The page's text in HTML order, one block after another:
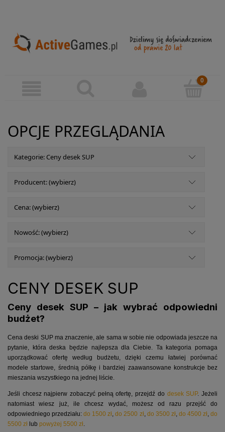
OPCJE PRZEGLĄDANIA
Kategorie: Ceny desek SUP
Producent: (wybierz)
Cena: (wybierz)
Nowość: (wybierz)
Promocja: (wybierz)
CENY DESEK SUP
Ceny desek SUP – jak wybrać odpowiedni
budżet?
Cena deski SUP ma znaczenie, ale sama w sobie nie odpowiada jeszcze na
pytanie, która deska będzie najlepsza dla Ciebie. Ta kategoria pomaga
uporządkować ofertę według budżetu, dzięki czemu łatwiej porównać
modele startowe, średnią półkę i bardziej zaawansowane konstrukcje bez
mieszania wszystkiego na jednej liście.
Jeśli chcesz najpierw zobaczyć pełną ofertę, przejdź do desek SUP. Jeżeli
natomiast wiesz już, ile chcesz wydać, możesz od razu przejść do
odpowiedniego przedziału:do 1500 zł,do 2500 zł, do 3500 zł, do 4500 zł,do
5500 zł lub powyżej 5500 zł.